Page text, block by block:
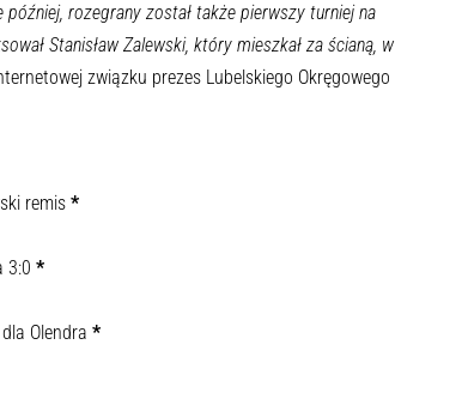
rozegrany został także pierwszy turniej na
Stanisław Zalewski, który mieszkał za ścianą, w
związku prezes Lubelskiego Okręgowego
remis *
3:0 *
Olendra *